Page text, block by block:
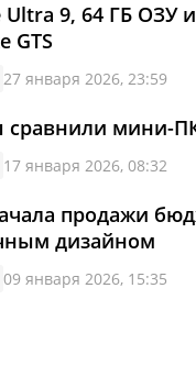
Ultra 9, 64 ГБ
GTS
27 января 2026, 23:59
сравнили мини-
17 января 2026, 08:32
продажи
дизайном
09 января 2026, 15:35